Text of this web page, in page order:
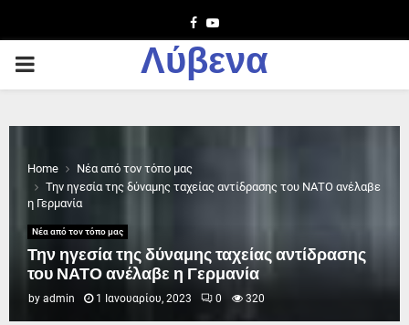
Facebook
Youtube
PRIMARY
Λύβενα
Home
Νέα από τον τόπο μας
Την ηγεσία της δύναμης ταχείας αντίδρασης του ΝΑΤΟ ανέλαβε
η Γερμανία
Νέα από τον τόπο μας
Την ηγεσία της δύναμης ταχείας αντίδρασης
του ΝΑΤΟ ανέλαβε η Γερμανία
by admin 1 Ιανουαρίου, 2023 0 320